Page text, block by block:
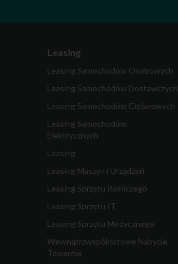
Leasing
Leasing Samochodów Osobowych
Leasing Samochodów Dostawczych
Leasing Samochodów Ciężarowych
Leasing Samochodów
Elektrycznych
Leasing
Leasing Maszyn i Urządzeń
Leasing Sprzętu Rolniczego
Leasing Sprzętu IT
Leasing Sprzętu Medycznego
Wewnątrzwspólnotowe Nabycie
Towarów